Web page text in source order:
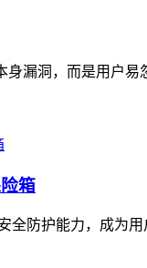
身漏洞，而是用
箱
防护能力，成为